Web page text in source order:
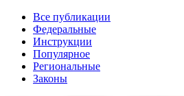
Все публикации
Федеральные
Инструкции
Популярное
Региональные
Законы